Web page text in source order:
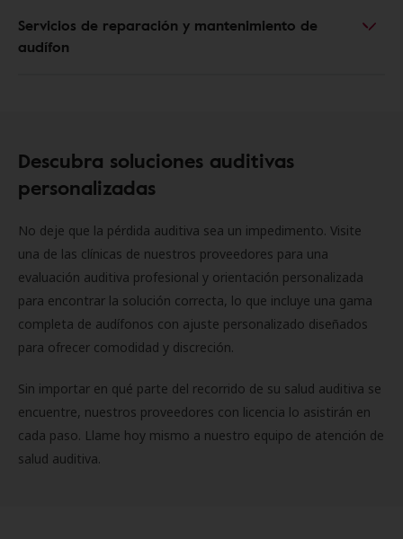
Servicios de reparación y mantenimiento de
audífon
Descubra soluciones auditivas
personalizadas
No deje que la pérdida auditiva sea un impedimento. Visite
una de las clínicas de nuestros proveedores para una
evaluación auditiva profesional y orientación personalizada
para encontrar la solución correcta, lo que incluye una gama
completa de audífonos con ajuste personalizado diseñados
para ofrecer comodidad y discreción.
Sin importar en qué parte del recorrido de su salud auditiva se
encuentre, nuestros proveedores con licencia lo asistirán en
cada paso. Llame hoy mismo a nuestro equipo de atención de
salud auditiva.